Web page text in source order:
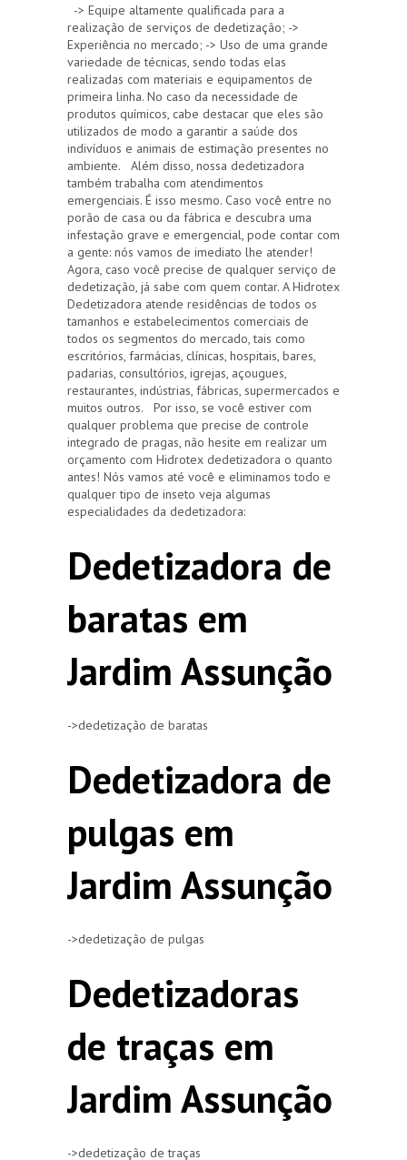
-> Equipe altamente qualificada para a
realização de serviços de dedetização; ->
Experiência no mercado; -> Uso de uma grande
variedade de técnicas, sendo todas elas
realizadas com materiais e equipamentos de
primeira linha. No caso da necessidade de
produtos químicos, cabe destacar que eles são
utilizados de modo a garantir a saúde dos
indivíduos e animais de estimação presentes no
ambiente. Além disso, nossa dedetizadora
também trabalha com atendimentos
emergenciais. É isso mesmo. Caso você entre no
porão de casa ou da fábrica e descubra uma
infestação grave e emergencial, pode contar com
a gente: nós vamos de imediato lhe atender!
Agora, caso você precise de qualquer serviço de
dedetização, já sabe com quem contar. A Hidrotex
Dedetizadora atende residências de todos os
tamanhos e estabelecimentos comerciais de
todos os segmentos do mercado, tais como
escritórios, farmácias, clínicas, hospitais, bares,
padarias, consultórios, igrejas, açougues,
restaurantes, indústrias, fábricas, supermercados e
muitos outros. Por isso, se você estiver com
qualquer problema que precise de controle
integrado de pragas, não hesite em realizar um
orçamento com Hidrotex dedetizadora o quanto
antes! Nós vamos até você e eliminamos todo e
qualquer tipo de inseto veja algumas
especialidades da dedetizadora:
Dedetizadora de
baratas em
Jardim Assunção
->dedetização de baratas
Dedetizadora de
pulgas em
Jardim Assunção
->dedetização de pulgas
Dedetizadoras
de traças em
Jardim Assunção
->dedetização de traças